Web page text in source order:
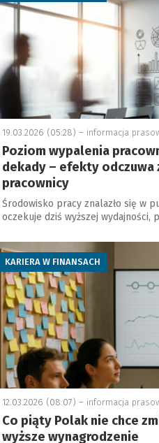
19.03.2026 (05:28) – informacja
Poziom wypalenia
dekady – efekty odczuwa
pracownicy
Środowisko pracy znalazło się w
oczekuje dziś wyższej wydajności,
KARIERA W FINANSACH
12.03.2026 (08:07) – informacja
Co piąty Polak nie chce
wyższe wynagrodzenie